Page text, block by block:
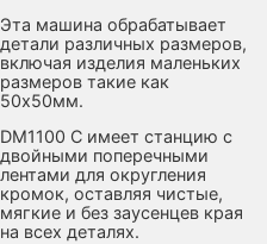
Эта машина обрабатывает
детали различных размеров,
включая изделия маленьких
размеров такие как
50х50мм.
DM1100 C имеет станцию с
двойными поперечными
лентами для округления
кромок, оставляя чистые,
мягкие и без заусенцев края
на всех деталях.